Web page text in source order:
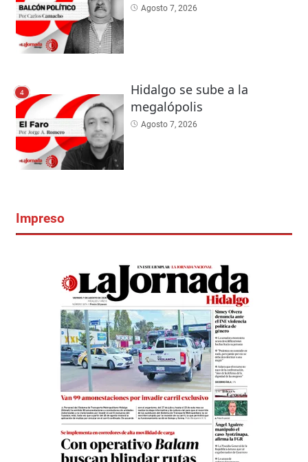
Agosto 7, 2026
4
Hidalgo se sube a la
megalópolis
Agosto 7, 2026
Impreso